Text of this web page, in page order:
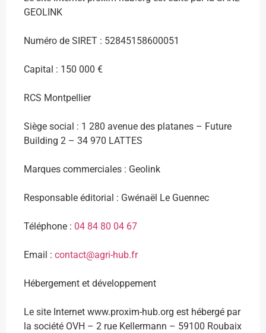
GEOLINK
Numéro de SIRET : 52845158600051
Capital : 150 000 €
RCS Montpellier
Siège social : 1 280 avenue des platanes – Future
Building 2 – 34 970 LATTES
Marques commerciales : Geolink
Responsable éditorial : Gwénaël Le Guennec
Téléphone : 04 84 80 04 67
Email : contact@agri-hub.fr
Hébergement et développement
Le site Internet www.proxim-hub.org est hébergé par
la société OVH – 2 rue Kellermann – 59100 Roubaix